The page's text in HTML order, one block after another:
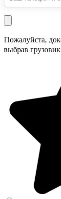
Пожалуйста,
выбрав грузовик